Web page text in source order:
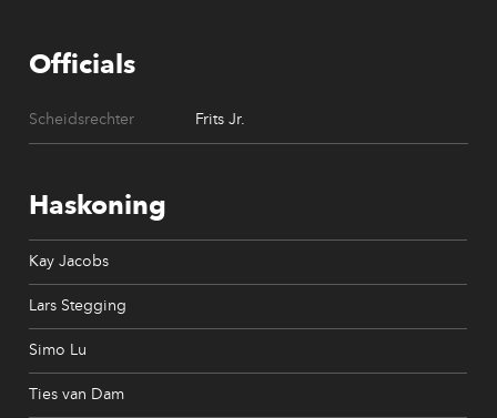
Officials
Scheidsrechter Frits Jr.
Haskoning
Kay Jacobs
Lars Stegging
Simo Lu
Ties van Dam